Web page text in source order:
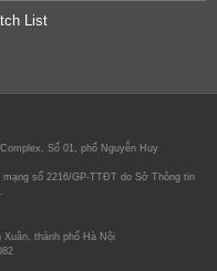
List
Số 01, phố Nguyễn Huy
số 2216/GP-TTĐT do Sở Thông tin
thành phố Hà Nội